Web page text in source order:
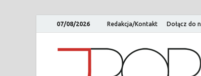
07/08/2026 Redakcja/Kontakt Dołącz do